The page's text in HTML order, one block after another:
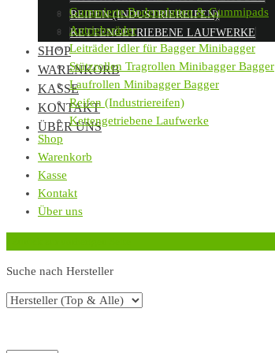
REIFEN (INDUSTRIEREIFEN)
KETTENGETRIEBENE LAUFWERKE
SHOP
WARENKORB
KASSE
KONTAKT
ÜBER UNS
Gummierte Bodenplatten & Gummipads
Antriebsräder
Leiträder Idler für Bagger Minibagger
Stützrollen Tragrollen Minibagger Bagger
Laufrollen Minibagger Bagger
Reifen (Industriereifen)
Kettengetriebene Laufwerke
Shop
Warenkorb
Kasse
Kontakt
Über uns
Suche nach Hersteller